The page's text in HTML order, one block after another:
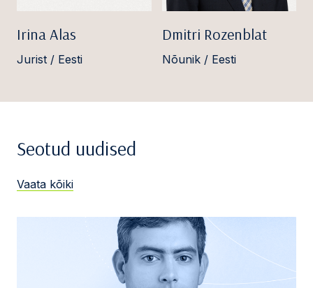
Irina Alas
Jurist / Eesti
Dmitri Rozenblat
Nõunik / Eesti
Seotud uudised
Vaata kõiki